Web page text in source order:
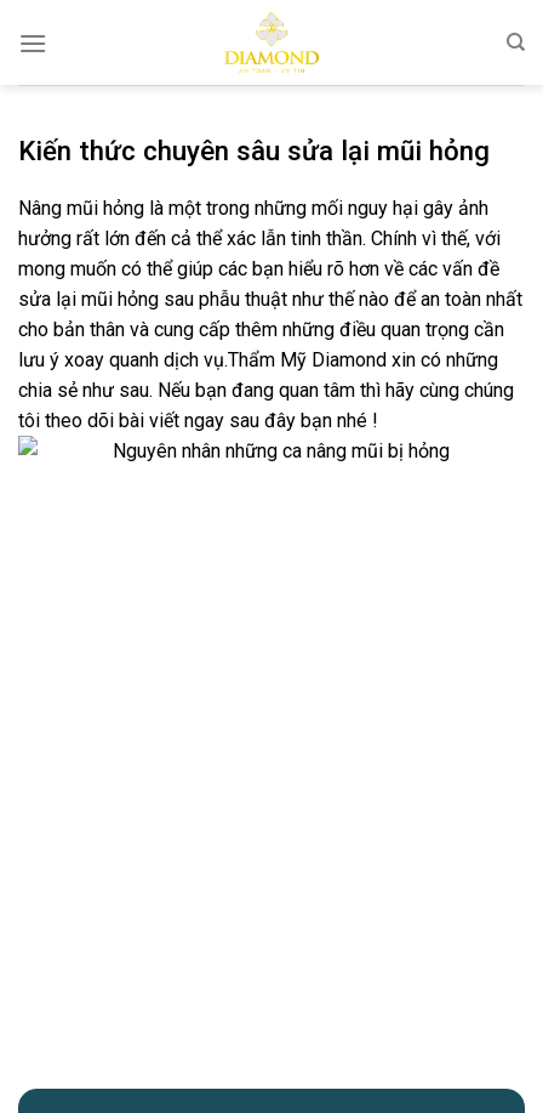
qua
Kiến thức chuyên sâu sửa lại mũi hỏng
Nâng mũi hỏng là một trong những mối nguy hại gây ảnh
hưởng rất lớn đến cả thể xác lẫn tinh thần. Chính vì thế, với
mong muốn có thể giúp các bạn hiểu rõ hơn về các vấn đề
sửa lại mũi hỏng sau phẫu thuật như thế nào để an toàn nhất
cho bản thân và cung cấp thêm những điều quan trọng cần
lưu ý xoay quanh dịch vụ.Thẩm Mỹ Diamond xin có những
chia sẻ như sau. Nếu bạn đang quan tâm thì hãy cùng chúng
tôi theo dõi bài viết ngay sau đây bạn nhé !